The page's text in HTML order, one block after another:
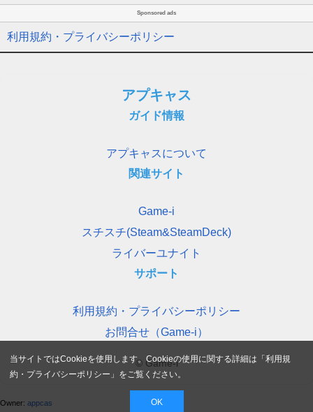
Sponsored ads
利用規約・プライバシーポリシー
アプキャス
ガイド情報
アプキャスについて
関連サイト
Game-i
スチスチ(Steam&SteamDeck)
ライバーユナイト
サポート
利用規約・プライバシーポリシー
お問合せ（Game-i）
© Game-i
Owner: appcas
当サイトではCookieを使用します。Cookieの使用に関する詳細は「利用規
約・プライバシーポリシー 」をご覧ください。
OK